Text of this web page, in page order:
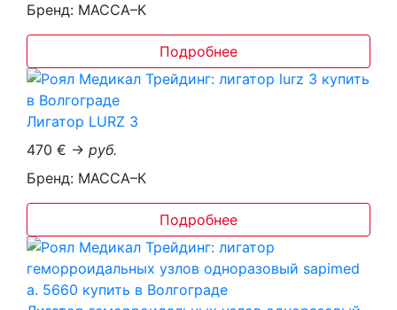
Бренд: МАССА–К
Подробнее
Лигатор LURZ 3
470 € → руб.
Бренд: МАССА–К
Подробнее